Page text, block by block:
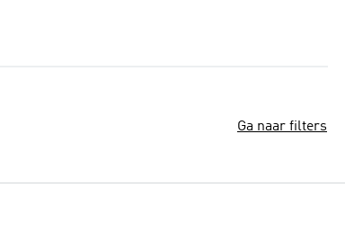
Ga naar filters